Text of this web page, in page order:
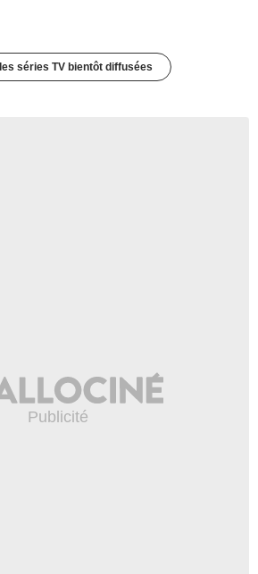
séries TV bientôt diffusées